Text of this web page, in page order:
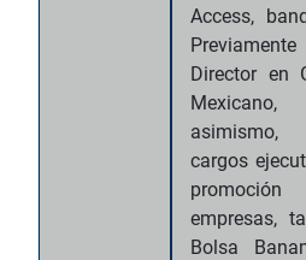
Access,
Director en
asimismo,
cargos
empresas,
Bolsa